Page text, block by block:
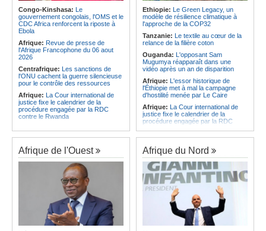
Afrique:Ligue des Champions de la
CAF - L'Espérance exemptée au
premier tour, le Club Africain hérite
du Djoliba AC
Afrique: Un consortium européen
développe un modèle de production
novateur pour les ingrédients
opportunité pour le pays
Angola:Le paiement échelonné
des services touristiques démarre
ce jeudi
Angola:Jiu-jitsu - Le pays
décroche une troisième médaille à
Congo-Kinshasa: Le
gouvernement congolais, l'OMS et le
CDC Africa renforcent la riposte à
Ebola
Afrique: Revue de presse de
l'Afrique Francophone du 06 aout
2026
Centrafrique: Les sanctions de
l'ONU cachent la guerre silencieuse
pour le contrôle des ressources
Afrique: La Cour international de
justice fixe le calendrier de la
procédure engagée par la RDC
contre le Rwanda
Congo-Kinshasa:Plan stratégique
triennal 2026-2028 - L'IGF place la
digitalisation au coeur des réformes
Congo-Kinshasa:RDC - Félix
Tshisekedi place le CEFOCK au
coeur de bataille de l'appropriation
du Génocost !
Congo-Kinshasa: Matadi - Le
Kongo Central lance la campagne
Ethiopie: Le Green Legacy, un
modèle de résilience climatique à
l'approche de la COP32
Tanzanie: Le textile au cœur de la
relance de la filière coton
Ouganda: L'opposant Sam
Mugumya réapparaît dans une
vidéo après un an de disparition
Afrique: L'essor historique de
l'Éthiopie met à mal la campagne
d'hostilité menée par Le Caire
Afrique: La Cour international de
justice fixe le calendrier de la
procédure engagée par la RDC
Ethiopie:Addis-Abeba - L'église
d'Afrique lance officiellement son
'cheminement' vers la grande
Assemblée de 2028
Afrique de l'Est: Le pari du régime
érythréen - Pousser le Tigray vers
une zone tampon dans le cadre
d'une nouvelle guerre par
procuration
Ethiopie:Le Premier ministre Abiy
inaugure le nouveau terminal de
l'aéroport international de Bahir Dar
Afrique de l'Ouest Afrique du Nord